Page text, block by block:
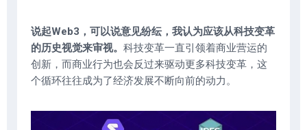
说起Web3，可以说意见纷纭，我认为应该从科技变革
的历史视觉来审视。 科技变革一直引领着商业营运的
创新，而商业行为也会反过来驱动更多科技变革，这
个循环往往成为了经济发展不断向前的动力。